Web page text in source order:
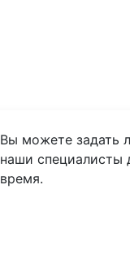
Вы можете задать
наши специалисты
время.